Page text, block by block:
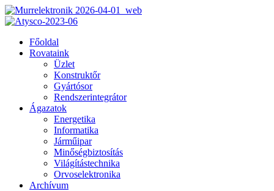
Főoldal
Rovataink
Üzlet
Konstruktőr
Gyártósor
Rendszerintegrátor
Ágazatok
Energetika
Informatika
Járműipar
Minőségbiztosítás
Világítástechnika
Orvoselektronika
Archívum